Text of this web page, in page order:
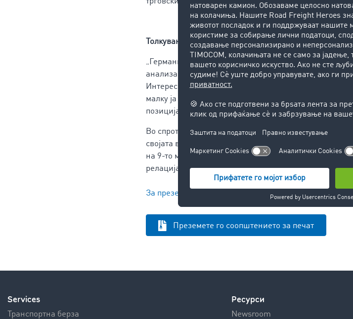
Толкување од Гунар Гбурек, раководител на
„Германија е најголем трговски партнер на Австрија,
анализа на земјите дестинации на австриските
Интересно е што внатрешните австриски товарни
малку ја изгубија својата важност. Понудите за товар
позиција во 2022 година и од тогаш ја задржуваат.“
Во спротивно, особено во втората половина од Топ
својата важност како дестинација за австриски
на 9-то место. Причината најверојатно е развојот на
релација.“
За преземање
Преземете го соопштението за печат
Services
Транспортна берза
Ресурси
Newsroom